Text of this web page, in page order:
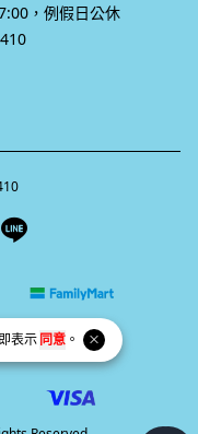
表示同意 。
，例假日公休
page
Line page